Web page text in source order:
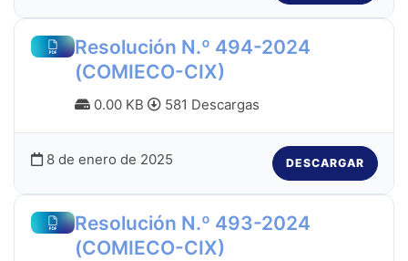
Resolución N.º 494-2024
(COMIECO-CIX)
0.00 KB 581 Descargas
8 de enero de 2025 DESCARGAR
Resolución N.º 493-2024
(COMIECO-CIX)